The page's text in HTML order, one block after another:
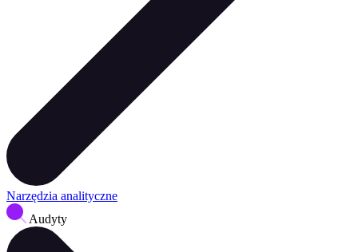
Narzędzia analityczne
Audyty